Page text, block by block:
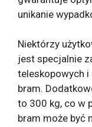
unikanie
Niektórzy
jest specjalnie
teleskopowych i
bram.
to 300 kg, co w
bram może być